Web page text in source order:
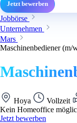
Jetzt bewerben
Jobbörse
Unternehmen
Mars
Maschinenbediener (m/
Hoya Vollzeit
Kein Homeoffice
Jetzt bewerben